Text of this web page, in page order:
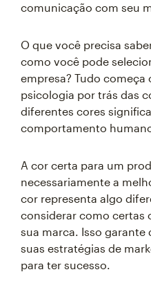
comunicação com seu
O que você precisa
como você pode
empresa? Tudo começa
psicologia por trás das
diferentes cores
comportamento
A cor certa para um
necessariamente a
cor representa algo
considerar como certas
sua marca. Isso
suas estratégias de
para ter sucesso.